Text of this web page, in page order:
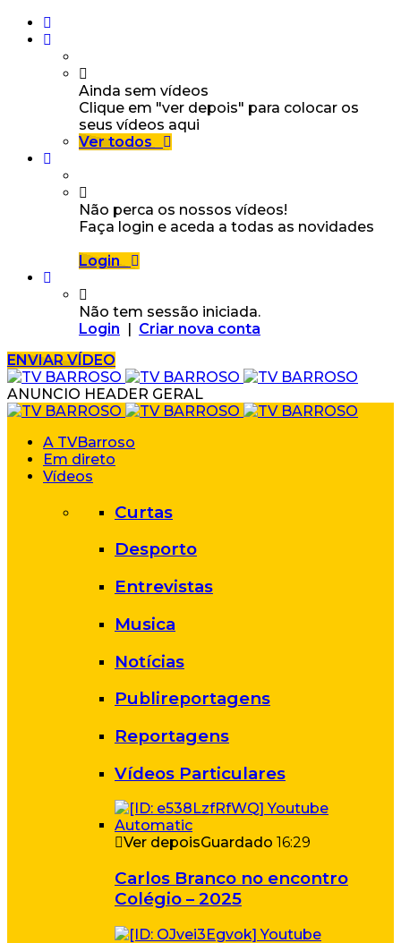
Ainda sem vídeos
Clique em "ver depois" para colocar os
seus vídeos aqui
Ver todos
Não perca os nossos vídeos!
Faça login e aceda a todas as novidades
Login
Não tem sessão iniciada.
Login | Criar nova conta
ENVIAR VÍDEO
ANUNCIO HEADER GERAL
A TVBarroso
Em direto
Vídeos
Curtas
Desporto
Entrevistas
Musica
Notícias
Publireportagens
Reportagens
Vídeos Particulares
Ver depoisGuardado 16:29
Carlos Branco no encontro
Colégio – 2025